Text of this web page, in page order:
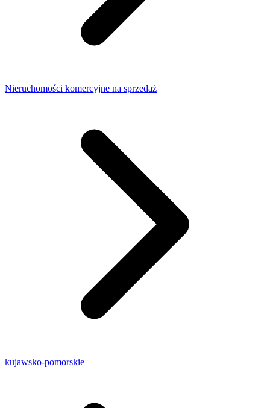
Nieruchomości komercyjne na sprzedaż
kujawsko-pomorskie